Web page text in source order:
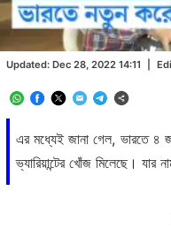
এর মধ্যেই জানা গেল, ভারতে ৪
ভ্যারিয়ান্টের খোঁজ মিলেছে। যার
Updated: Dec 28, 2022 14:11
Loaded: